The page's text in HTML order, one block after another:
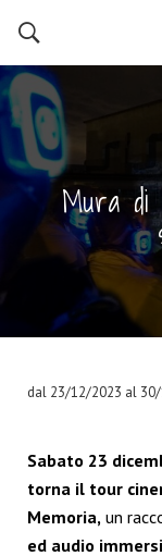
Mura
dal 23/12/2023 al
Sabato 23
torna il tour
Memoria, un
ed audio